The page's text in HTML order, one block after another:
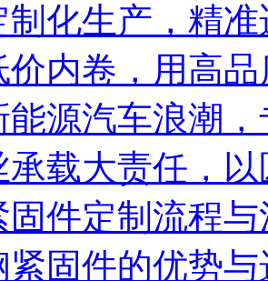
制化生产，精
价内卷，用高
能源汽车浪潮
承载大责任，
固件定制流程
紧固件的优势